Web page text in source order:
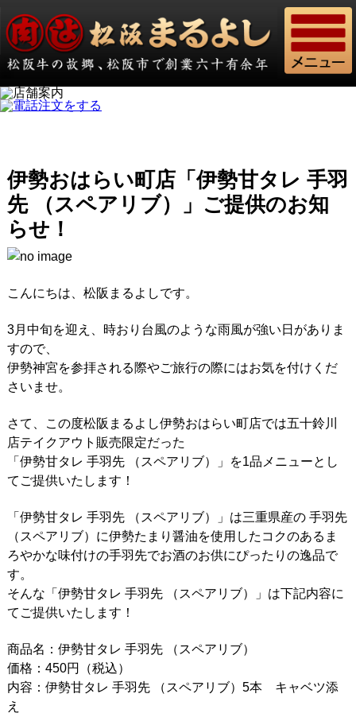
伊勢おはらい町店「伊勢甘タレ 手羽
先 （スペアリブ）」ご提供のお知
らせ！
こんにちは、松阪まるよしです。
3月中旬を迎え、時おり台風のような雨風が強い日がありま
すので、
伊勢神宮を参拝される際やご旅行の際にはお気を付けくだ
さいませ。
さて、この度松阪まるよし伊勢おはらい町店では五十鈴川
店テイクアウト販売限定だった
「伊勢甘タレ 手羽先 （スペアリブ）」を1品メニューとし
てご提供いたします！
「伊勢甘タレ 手羽先 （スペアリブ）」は三重県産の 手羽先
（スペアリブ）に伊勢たまり醤油を使用したコクのあるま
ろやかな味付けの手羽先でお酒のお供にぴったりの逸品で
す。
そんな「伊勢甘タレ 手羽先 （スペアリブ）」は下記内容に
てご提供いたします！
商品名：伊勢甘タレ 手羽先 （スペアリブ）
価格：450円（税込）
内容：伊勢甘タレ 手羽先 （スペアリブ）5本 キャベツ添
え